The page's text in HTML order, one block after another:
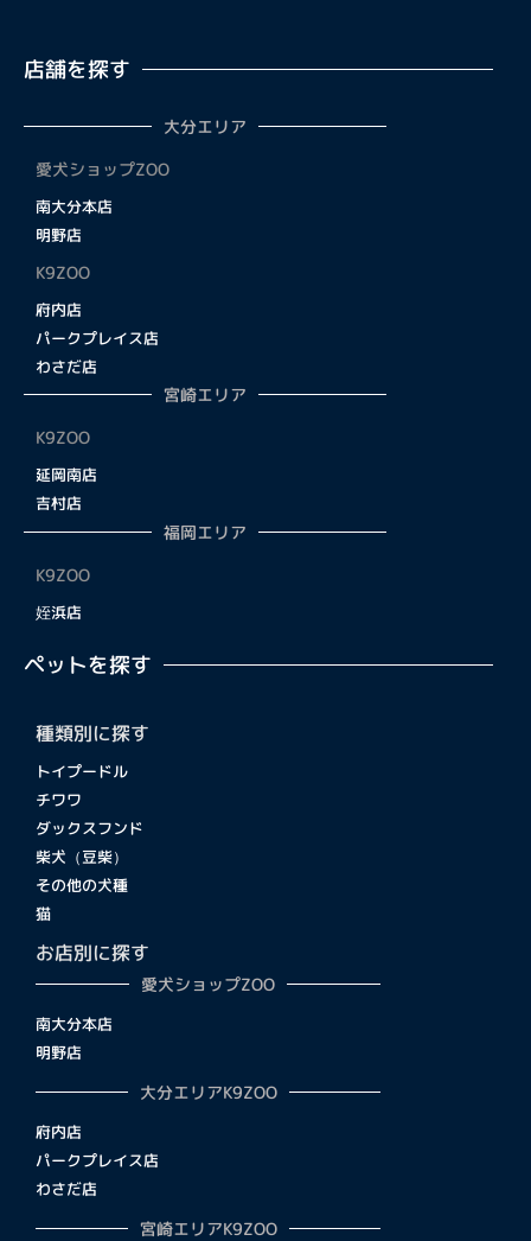
店舗を探す
大分エリア
愛犬ショップZOO
南大分本店
明野店
K9ZOO
府内店
パークプレイス店
わさだ店
宮崎エリア
K9ZOO
延岡南店
吉村店
福岡エリア
K9ZOO
姪浜店
ペットを探す
種類別に探す
トイプードル
チワワ
ダックスフンド
柴犬（豆柴）
その他の犬種
猫
お店別に探す
愛犬ショップZOO
南大分本店
明野店
大分エリアK9ZOO
府内店
パークプレイス店
わさだ店
宮崎エリアK9ZOO